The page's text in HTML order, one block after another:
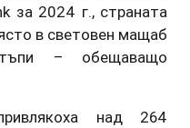
за 2024 г., страната
в световен мащаб
– обещаващо
над 264